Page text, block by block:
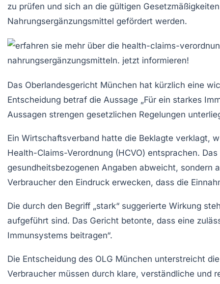
zu prüfen und sich an die gültigen
Nahrungsergänzungsmittel gefördert werden.
Das Oberlandesgericht München hat kürzlich eine
Entscheidung betraf die Aussage „Für ein starkes
Aussagen strengen gesetzlichen Regelungen
Ein Wirtschaftsverband hatte die Beklagte verklagt,
Health-Claims-Verordnung (HCVO) entsprachen.
gesundheitsbezogenen Angaben abweicht, sondern
Verbraucher den Eindruck erwecken, dass die
Die durch den Begriff „stark“ suggerierte Wirkung
aufgeführt sind. Das Gericht betonte, dass eine
Immunsystems beitragen“.
Die Entscheidung des OLG München unterstreicht
Verbraucher müssen durch klare, verständliche und